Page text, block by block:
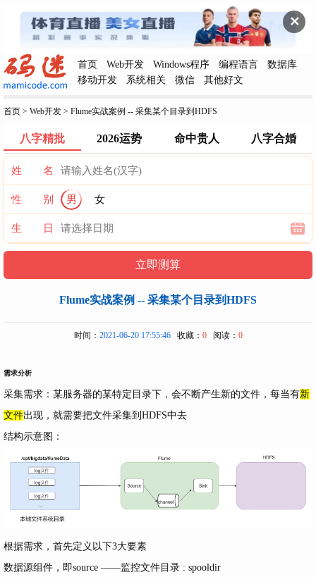
✕
首页 Web开发 Windows程序 编程语言
数据库
移动开发
系统相关 微信 其他好文
首页 > Web开发 > Flume实战案例 -- 采集某个目录到HDFS
八字精批 2026运势 命中贵人 八字合婚
姓 名
性 别 男 女
生 日
Flume实战案例 -- 采集某个目录到HDFS
时间： 2021-06-20 17:55:46收藏： 0阅读： 0
需求分析
采集需求：某服务器的某特定目录下，会不断产生新的文件，每当有新
文件出现，就需要把文件采集到HDFS中去
结构示意图：
根据需求，首先定义以下3大要素
数据源组件，即source ——监控文件目录 : spooldir